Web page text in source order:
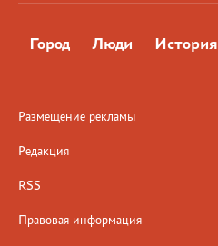
Город Люди История
Размещение рекламы
Редакция
RSS
Правовая информация